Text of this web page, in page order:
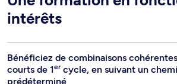
intérêts
Bénéficiez de combinaisons
courts de 1ercycle, en suivant un
prédéterminé